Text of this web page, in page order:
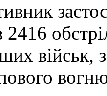
2416
військ,